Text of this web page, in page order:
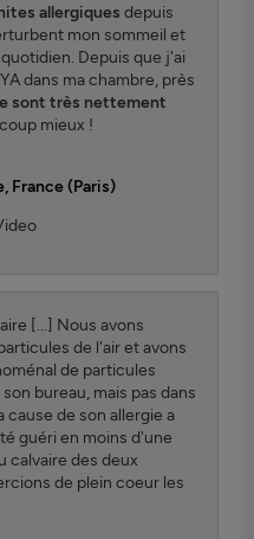
allergiques depuis
mon sommeil et
Depuis que j'ai
dans ma chambre, près
sont très nettement
mieux !
France (Paris)
[...] Nous avons
de l'air et avons
de particules
bureau, mais pas dans
cause de son allergie a
guéri en moins d'une
calvaire des deux
de plein coeur les